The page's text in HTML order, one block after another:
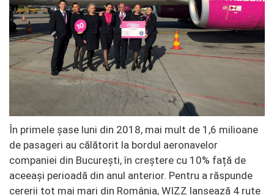
În primele șase luni din 2018, mai mult de 1,6 milioane
de pasageri au călătorit la bordul aeronavelor
companiei din București, în creștere cu 10% față de
aceeași perioadă din anul anterior. Pentru a răspunde
cererii tot mai mari din România, WIZZ lansează 4 rute